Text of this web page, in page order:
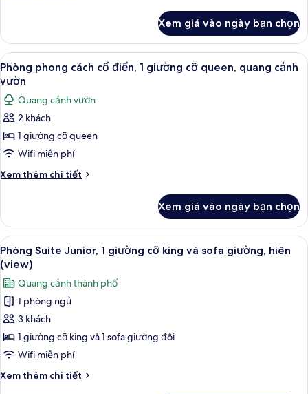
giường
cỡ
queen,
quang
cảnh
vườn
Phòng
phong
cách
cổ
điển,
giường
queen,
quang
vườn
Xem giá vào ngày bạn chọn
Xem
tất
cả
ảnh
Phòng
phong
cách
cổ
giường
cỡ
queen,
quang
cảnh
vườn
Bộ đồ giường cao cấp, két bảo mật
6
Phòng phong cách cổ điển, 1 giường cỡ queen, quang cảnh
vườn
Quang cảnh vườn
2 khách
1 giường cỡ queen
Wifi miễn phí
Xem thêm chi tiết
Chi
Phòng
phong
cách
cổ
điển,
giường
cỡ
queen,
quang
vườn
Xem giá vào ngày bạn chọn
Xem
tất
cả
ảnh
Phòng
Suite
Junior,
1
giường
cỡ
Phòng Suite Junior, 1 giường cỡ
5
Phòng Suite Junior, 1 giường cỡ king và sofa giường, hiên
(view)
Quang cảnh thành phố
1 phòng ngủ
3 khách
1 giường cỡ king và 1 sofa giường đôi
Wifi miễn phí
Xem thêm chi tiết
Chi